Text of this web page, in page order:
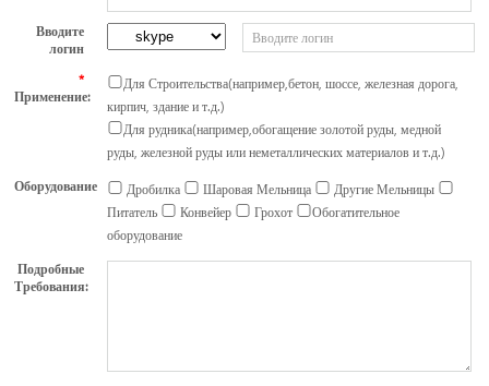
Вводите
логин
*
Применение:
Для Строительства(например,бетон, шоссе, железная дорога,
кирпич, здание и т.д.)
Для рудника(например,обогащение золотой руды, медной
руды, железной руды или неметаллических материалов и т.д.)
Оборудование Дробилка Шаровая Мельница
Другие Мельницы
Питатель
Конвейер Грохот
Обогатительное
оборудование
Подробные
Требования: